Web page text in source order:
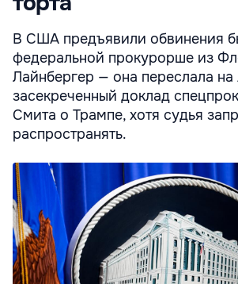
В США предъявили обвинения
федеральной прокурорше из
Лайнбергер — она переслала
засекреченный доклад
Смита о Трампе, хотя судья
распространять.